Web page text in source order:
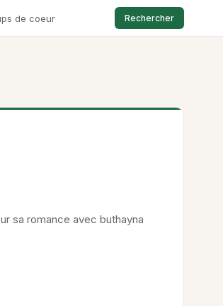
de coeur Rechercher
sa romance avec buthayna